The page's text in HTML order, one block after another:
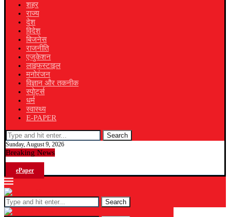
शहर
राज्य
देश
विदेश
बिजनेस
राजनीति
एजुकेशन
लाइफस्टाइल
मनोरंजन
विज्ञान और तकनीक
स्पोर्ट्स
धर्म
स्वास्थ्य
E-PAPER
Search
Sunday, August 9, 2026
Breaking News
ePaper
Search